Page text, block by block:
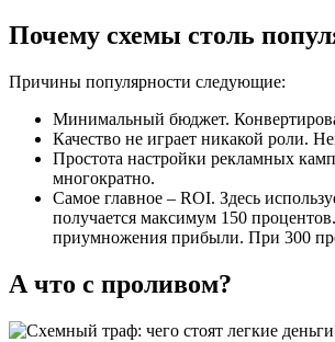
Почему схемы столь
Причины популярности следующие:
Минимальный бюджет.
Качество не играет никакой роли.
Простота настройки рекламных
многократно.
Самое главное – ROI. Здесь
получается максимум 150
приумножения прибыли. При 300
А что с проливом?